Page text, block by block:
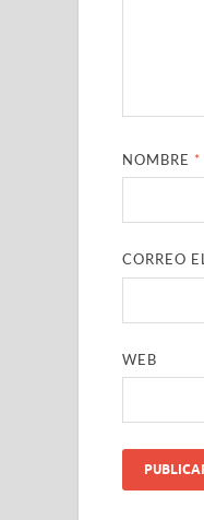
NOMBRE *
CORREO
WEB